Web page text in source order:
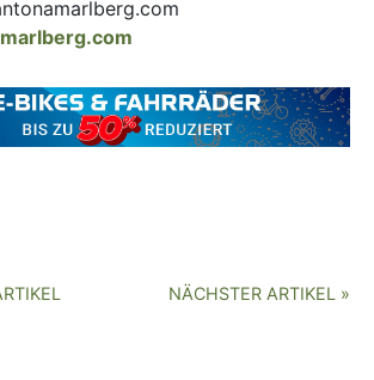
NÄCHSTER ARTIKEL »